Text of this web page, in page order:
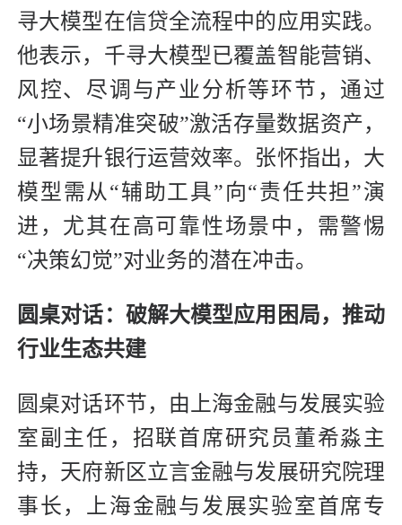
寻大模型在信贷全流程中的应用实践。
他表示，千寻大模型已覆盖智能营销、
风控、尽调与产业分析等环节，通过
“小场景精准突破”激活存量数据资产，
显著提升银行运营效率。张怀指出，大
模型需从“辅助工具”向“责任共担”演
进，尤其在高可靠性场景中，需警惕
“决策幻觉”对业务的潜在冲击。
圆桌对话：破解大模型应用困局，推动
行业生态共建
圆桌对话环节，由上海金融与发展实验
室副主任，招联首席研究员董希淼主
持，天府新区立言金融与发展研究院理
事长，上海金融与发展实验室首席专